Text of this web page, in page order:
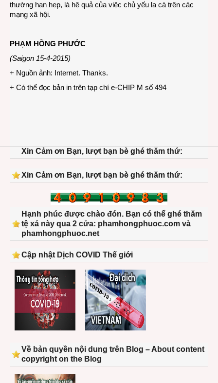
thường hạn hẹp, là hệ quả của việc chủ yếu la cà trên các
mạng xã hội.
PHẠM HỒNG PHƯỚC
(Saigon 15-4-2015)
+ Nguồn ảnh: Internet. Thanks.
+ Có thể đọc bản in trên tạp chí e-CHIP M số 494
Xin Cảm ơn Bạn, lượt bạn bè ghé thăm thứ:
Xin Cảm ơn Bạn, lượt bạn bè ghé thăm thứ:
Hạnh phúc được chào đón. Bạn có thể ghé thăm
tệ xá này qua 2 cửa: phamhongphuoc.com và
phamhongphuoc.net
Cập nhật Dịch COVID Thế giới
Về bản quyền nội dung trên Blog – About content
copyright on the Blog